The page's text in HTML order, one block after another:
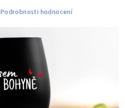
Podrobnosti hodnocení